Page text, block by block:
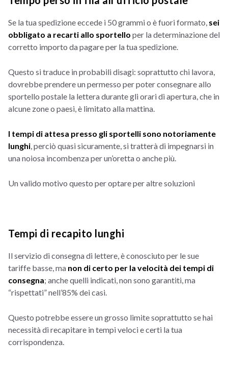
Se la tua spedizione eccede i 50 grammi o è fuori formato, sei
obbligato a recarti allo sportello per la determinazione del
corretto importo da pagare per la tua spedizione.
Questo si traduce in probabili disagi: soprattutto chi lavora,
dovrebbe prendere un permesso per poter consegnare allo
sportello postale la lettera durante gli orari di apertura, che in
alcune zone o paesi, è limitato alla mattina.
I tempi di attesa presso gli sportelli sono notoriamente
lunghi, perciò quasi sicuramente, si tratterà di impegnarsi in
una noiosa incombenza per un’oretta o anche più.
Un valido motivo questo per optare per altre soluzioni
Tempi di recapito lunghi
Il servizio di consegna di lettere, è conosciuto per le sue
tariffe basse, ma non di certo per la velocità dei tempi di
consegna; anche quelli indicati, non sono garantiti, ma
“rispettati” nell’85% dei casi.
Questo potrebbe essere un grosso limite soprattutto se hai
necessità di recapitare in tempi veloci e certi la tua
corrispondenza.